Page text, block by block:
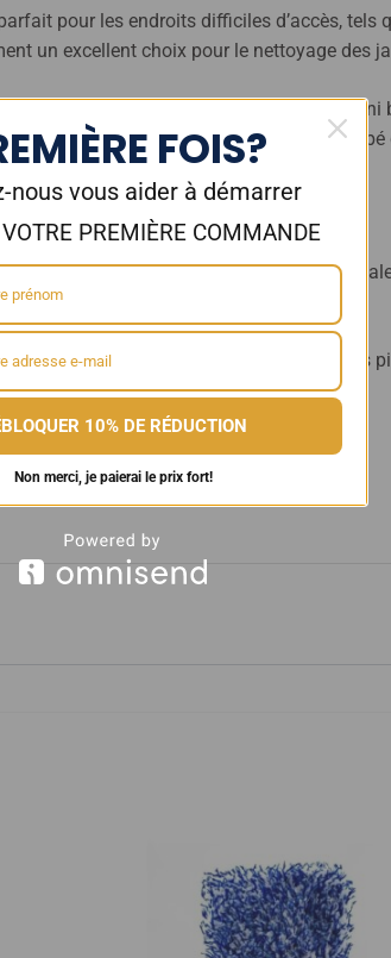
pour les endroits difficiles d’accès, tels
un excellent choix pour le nettoyage des
et une fixation des poils sans métal ni
endommager. Chaque pinceau est
LES ZONES INACCESSIBLES
de pinceaux de detailing comprend
difficiles d’accès.
de l’apparence de votre véhicule, ces
FOIS?
nous vous aider à démarrer
PREMIÈRE COMMANDE
10% DE RÉDUCTION
Non merci, je paierai le prix fort!